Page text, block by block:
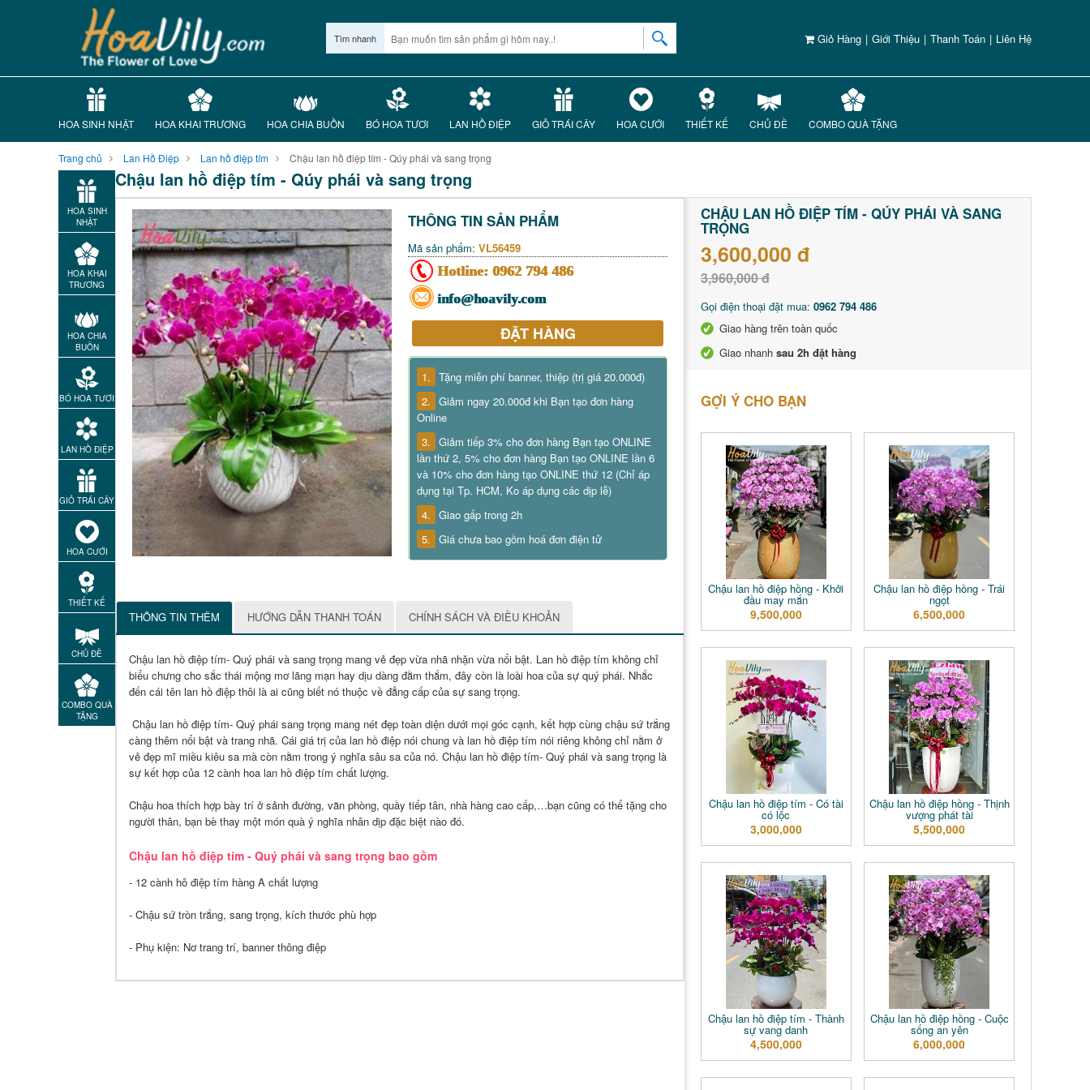
Giỏ Hàng | Giới Thiệu | Thanh Toán | Liên Hệ
Tìm nhanh
HOA SINH NHẬT HOA KHAI TRƯƠNG HOA CHIA BUỒN BÓ HOA TƯƠI LAN HỒ ĐIỆP GIỎ TRÁI CÂY HOA CƯỚI THIẾT KẾ CHỦ ĐỀ COMBO QUÀ TẶNG
Trang chủ Lan Hồ Điệp Lan hồ điệp tím Chậu lan hồ điệp tím - Qúy phái và sang trọng
HOA SINH
NHẬT
HOA KHAI
TRƯƠNG
HOA CHIA
BUỒN
BÓ HOA TƯƠI
LAN HỒ ĐIỆP
GIỎ TRÁI CÂY
HOA CƯỚI
THIẾT KẾ
CHỦ ĐỀ
COMBO QUÀ
TẶNG
Chậu lan hồ điệp tím - Qúy phái và sang trọng
THÔNG TIN SẢN PHẨM
Mã sản phẩm: VL56459
Hotline: 0962 794 486
info@hoavily.com
ĐẶT HÀNG
1. Tặng miễn phí banner, thiệp (trị giá 20.000đ)
2. Giảm ngay 20.000đ khi Bạn tạo đơn hàng
Online
3. Giảm tiếp 3% cho đơn hàng Bạn tạo ONLINE
lần thứ 2, 5% cho đơn hàng Bạn tạo ONLINE lần 6
và 10% cho đơn hàng tạo ONLINE thứ 12 (Chỉ áp
dụng tại Tp. HCM, Ko áp dụng các dịp lễ)
4. Giao gấp trong 2h
5. Giá chưa bao gồm hoá đơn điện tử
THÔNG TIN THÊM HƯỚNG DẪN THANH TOÁN CHÍNH SÁCH VÀ ĐIỀU KHOẢN
Chậu lan hồ điệp tím- Quý phái và sang trọng mang vẻ đẹp vừa nhã nhặn vừa nổi bật. Lan hồ điệp tím không chỉ
biểu chưng cho sắc thái mộng mơ lãng mạn hay dịu dàng đằm thắm, đây còn là loài hoa của sự quý phái. Nhắc
đến cái tên lan hồ điệp thôi là ai cũng biết nó thuộc về đẳng cấp của sự sang trọng.
Chậu lan hồ điệp tím- Quý phái sang trọng mang nét đẹp toàn diện dưới mọi góc cạnh, kết hợp cùng chậu sứ trắng
càng thêm nổi bật và trang nhã. Cái giá trị của lan hồ điệp nói chung và lan hồ điệp tím nói riêng không chỉ nằm ở
vẻ đẹp mĩ miều kiêu sa mà còn nằm trong ý nghĩa sâu sa của nó. Chậu lan hồ điệp tím- Quý phái và sang trọng là
sự kết hợp của 12 cành hoa lan hồ điệp tím chất lượng.
Chậu hoa thích hợp bày trí ở sảnh đường, văn phòng, quầy tiếp tân, nhà hàng cao cấp,…bạn cũng có thể tặng cho
người thân, bạn bè thay một món quà ý nghĩa nhân dịp đặc biệt nào đó.
Chậu lan hồ điệp tím - Quý phái và sang trọng bao gồm
- 12 cành hô điệp tím hàng A chất lượng
- Chậu sứ tròn trắng, sang trọng, kích thước phù hợp
- Phụ kiện: Nơ trang trí, banner thông điệp
CHẬU LAN HỒ ĐIỆP TÍM - QÚY PHÁI VÀ SANG
TRỌNG
3,600,000 đ
3,960,000 đ
Gọi điện thoại đặt mua: 0962 794 486
Giao hàng trên toàn quốc
Giao nhanh sau 2h đặt hàng
GỢI Ý CHO BẠN
Chậu lan hồ điệp hồng - Khởi
đầu may mắn
9,500,000
Chậu lan hồ điệp hồng - Trái
ngọt
6,500,000
Chậu lan hồ điệp tím - Có tài
có lộc
3,000,000
Chậu lan hồ điệp hồng - Thịnh
vượng phát tài
5,500,000
Chậu lan hồ điệp tím - Thành
sự vang danh
4,500,000
Chậu lan hồ điệp hồng - Cuộc
sống an yên
6,000,000